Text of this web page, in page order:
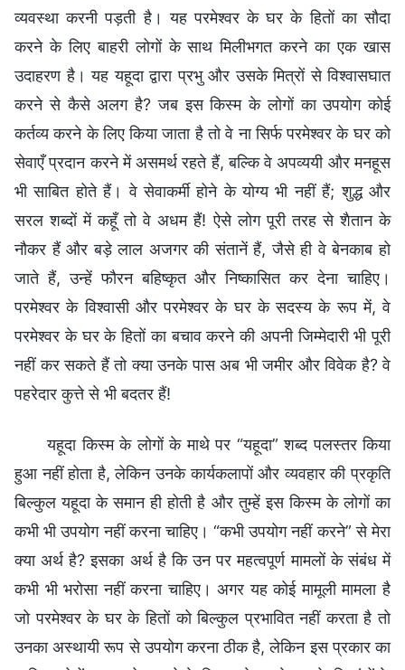
व्यवस्था करनी पड़ती है। यह परमेश्वर के घर के हितों का सौदा
करने के लिए बाहरी लोगों के साथ मिलीभगत करने का एक खास
उदाहरण है। यह यहूदा द्वारा प्रभु और उसके मित्रों से विश्वासघात
करने से कैसे अलग है? जब इस किस्म के लोगों का उपयोग कोई
कर्तव्य करने के लिए किया जाता है तो वे ना सिर्फ परमेश्वर के घर को
सेवाएँ प्रदान करने में असमर्थ रहते हैं, बल्कि वे अपव्ययी और मनहूस
भी साबित होते हैं। वे सेवाकर्मी होने के योग्य भी नहीं हैं; शुद्ध और
सरल शब्दों में कहूँ तो वे अधम हैं! ऐसे लोग पूरी तरह से शैतान के
नौकर हैं और बड़े लाल अजगर की संतानें हैं, जैसे ही वे बेनकाब हो
जाते हैं, उन्हें फौरन बहिष्कृत और निष्कासित कर देना चाहिए।
परमेश्वर के विश्वासी और परमेश्वर के घर के सदस्य के रूप में, वे
परमेश्वर के घर के हितों का बचाव करने की अपनी जिम्मेदारी भी पूरी
नहीं कर सकते हैं तो क्या उनके पास अब भी जमीर और विवेक है? वे
पहरेदार कुत्ते से भी बदतर हैं!
यहूदा किस्म के लोगों के माथे पर “यहूदा” शब्द पलस्तर किया
हुआ नहीं होता है, लेकिन उनके कार्यकलापों और व्यवहार की प्रकृति
बिल्कुल यहूदा के समान ही होती है और तुम्हें इस किस्म के लोगों का
कभी भी उपयोग नहीं करना चाहिए। “कभी उपयोग नहीं करने” से मेरा
क्या अर्थ है? इसका अर्थ है कि उन पर महत्वपूर्ण मामलों के संबंध में
कभी भी भरोसा नहीं करना चाहिए। अगर यह कोई मामूली मामला है
जो परमेश्वर के घर के हितों को बिल्कुल प्रभावित नहीं करता है तो
उनका अस्थायी रूप से उपयोग करना ठीक है, लेकिन इस प्रकार का